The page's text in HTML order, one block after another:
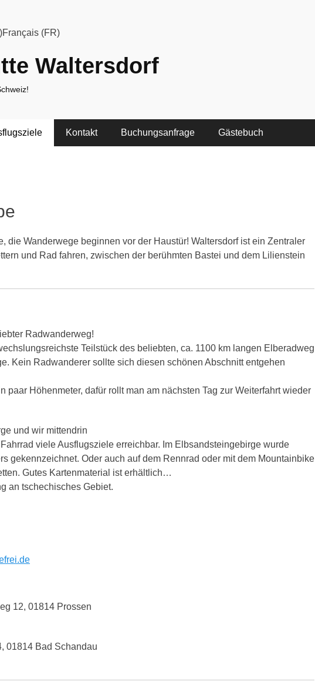
(FR)
Waltersdorf
Kontakt Buchungsanfrage Gästebuch
die Wanderwege beginnen vor der Haustür! Waltersdorf ist ein Zentraler
und Rad fahren, zwischen der berühmten Bastei und dem Lilienstein
Radwanderweg!
Teilstück des beliebten, ca. 1100 km langen Elberadweg
Kein Radwanderer sollte sich diesen schönen Abschnitt entgehen
paar Höhenmeter, dafür rollt man am nächsten Tag zur Weiterfahrt wieder
und wir mittendrin
viele Ausflugsziele erreichbar. Im Elbsandsteingebirge wurde
gekennzeichnet. Oder auch auf dem Rennrad oder mit dem Mountainbike
Gutes Kartenmaterial ist erhältlich…
an tschechisches Gebiet.
12, 01814 Prossen
01814 Bad Schandau